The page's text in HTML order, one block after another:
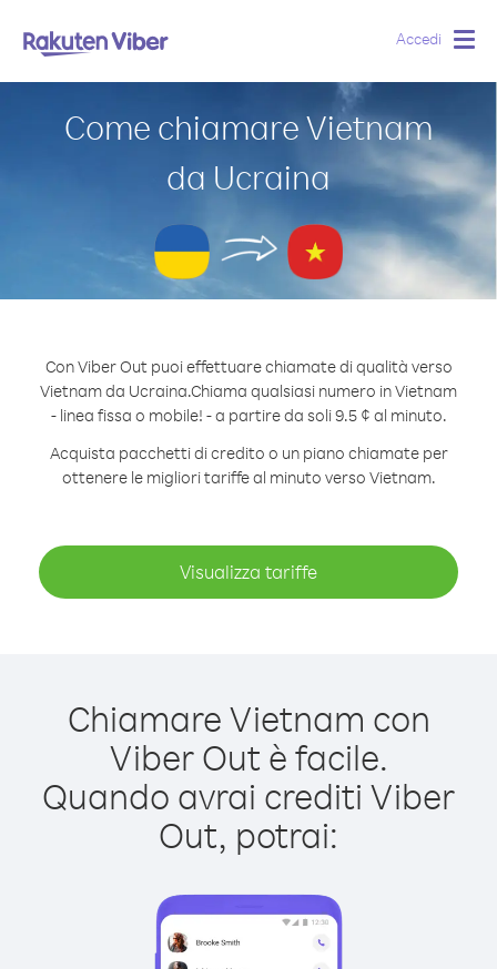
Accedi
Come chiamare Vietnam
da Ucraina
Con Viber Out puoi effettuare chiamate di qualità verso
Vietnam da Ucraina.Chiama qualsiasi numero in Vietnam
- linea fissa o mobile! - a partire da soli 9.5 ¢ al minuto.
Acquista pacchetti di credito o un piano chiamate per
ottenere le migliori tariffe al minuto verso Vietnam.
Visualizza tariffe
Chiamare Vietnam con
Viber Out è facile.
Quando avrai crediti Viber
Out, potrai: